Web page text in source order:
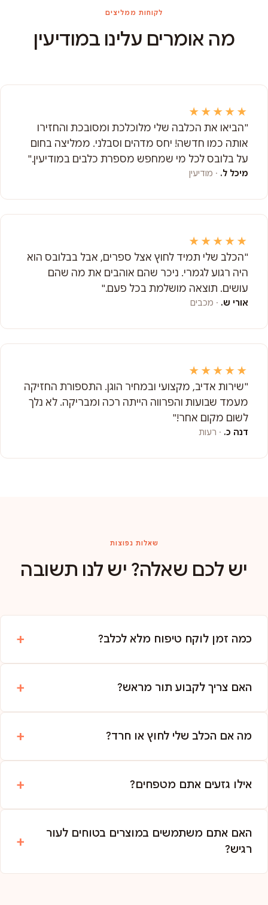
לקוחות ממליצים
מה אומרים עלינו במודיעין
★★★★★
"הביאו את הכלבה שלי מלוכלכת ומסובכת והחזירו
אותה כמו חדשה! יחס מדהים וסבלני. ממליצה בחום
על בלובס לכל מי שמחפש מספרת כלבים במודיעין."
מיכל ל. · מודיעין
★★★★★
"הכלב שלי תמיד לחוץ אצל ספרים, אבל בבלובס הוא
היה רגוע לגמרי. ניכר שהם אוהבים את מה שהם
עושים. תוצאה מושלמת בכל פעם."
אורי ש. · מכבים
★★★★★
"שירות אדיב, מקצועי ובמחיר הוגן. התספורת החזיקה
מעמד שבועות והפרווה הייתה רכה ומבריקה. לא נלך
לשום מקום אחר!"
דנה כ. · רעות
שאלות נפוצות
יש לכם שאלה? יש לנו תשובה
כמה זמן לוקח טיפוח מלא לכלב?
האם צריך לקבוע תור מראש?
מה אם הכלב שלי לחוץ או חרד?
אילו גזעים אתם מטפחים?
האם אתם משתמשים במוצרים בטוחים לעור
רגיש?